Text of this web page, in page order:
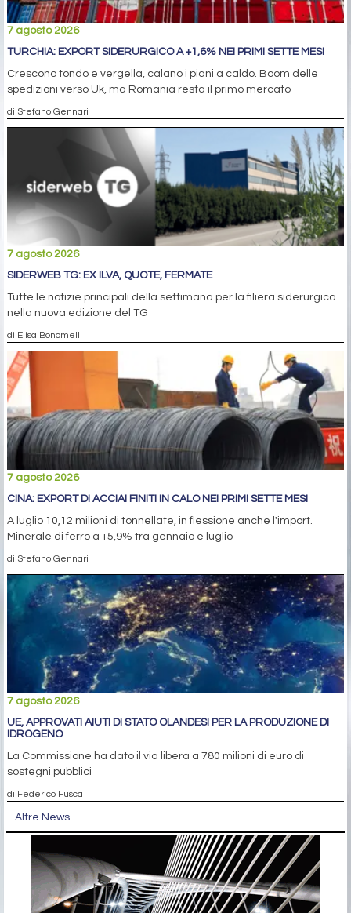
7 agosto 2026
TURCHIA: EXPORT SIDERURGICO A +1,6% NEI PRIMI SETTE MESI
Crescono tondo e vergella, calano i piani a caldo. Boom delle
spedizioni verso Uk, ma Romania resta il primo mercato
di Stefano Gennari
7 agosto 2026
SIDERWEB TG: EX ILVA, QUOTE, FERMATE
Tutte le notizie principali della settimana per la filiera siderurgica
nella nuova edizione del TG
di Elisa Bonomelli
7 agosto 2026
CINA: EXPORT DI ACCIAI FINITI IN CALO NEI PRIMI SETTE MESI
A luglio 10,12 milioni di tonnellate, in flessione anche l'import.
Minerale di ferro a +5,9% tra gennaio e luglio
di Stefano Gennari
7 agosto 2026
UE, APPROVATI AIUTI DI STATO OLANDESI PER LA PRODUZIONE DI
IDROGENO
La Commissione ha dato il via libera a 780 milioni di euro di
sostegni pubblici
di Federico Fusca
Altre News